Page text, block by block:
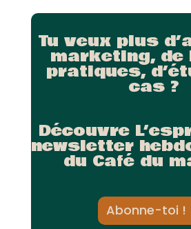
Tu veux plus
marketing, de
pratiques,
cas ?
Découvre
newsletter
du Café du
Abonne-toi !